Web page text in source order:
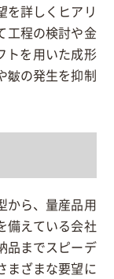
を詳しくヒアリ
工程の検討や金
トを用いた成形
皺の発生を抑制
から、量産品用
備えている会社
品までスピーデ
まざまな要望に